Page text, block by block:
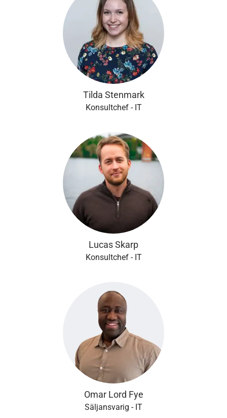
Tilda Stenmark
Konsultchef - IT
Lucas Skarp
Konsultchef - IT
Omar Lord Fye
Säljansvarig - IT